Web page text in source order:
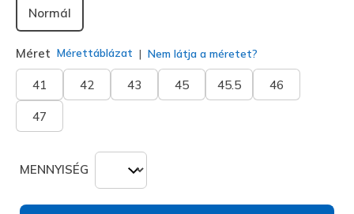
Normál
Méret Mérettáblázat Nem látja a méretet?
41 42 43 45 45.5 46
47
MENNYISÉG